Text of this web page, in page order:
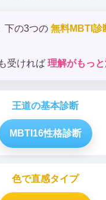
下の3つの 無料MBTI診
受ければ 理解がもっ
王道の基本診断
MBTI16性格診断
色で直感タイプ